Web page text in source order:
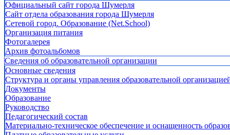
Официальный сайт города Шумерля
Сайт отдела образования города Шумерля
Сетевой город. Образование (Net.School)
Организация питания
Фотогалерея
Архив фотоальбомов
Сведения об образовательной организации
Основные сведения
Структура и органы управления образовательной
Документы
Образование
Руководство
Педагогический состав
Материально-техническое обеспечение и оснащенность